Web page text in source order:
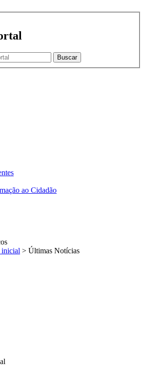
Buscar
ao Cidadão
inicial > Últimas Notícias